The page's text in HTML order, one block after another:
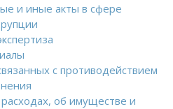
и иные акты в сфере
с противодействием
об имуществе и